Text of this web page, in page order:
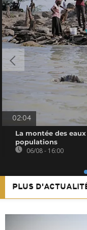
02:04
La montée des
populations
06/08 - 16:00
PLUS